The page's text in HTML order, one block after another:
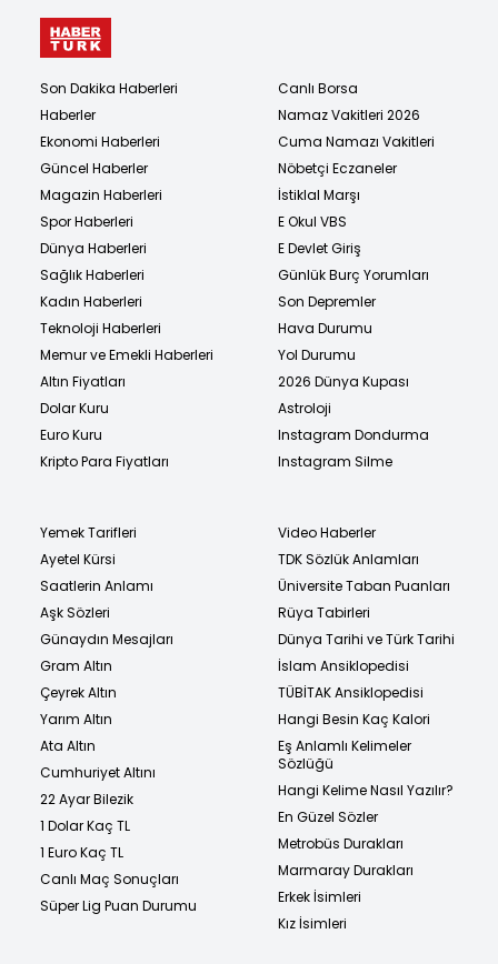
Son Dakika Haberleri
Haberler
Ekonomi Haberleri
Güncel Haberler
Magazin Haberleri
Spor Haberleri
Dünya Haberleri
Sağlık Haberleri
Kadın Haberleri
Teknoloji Haberleri
Memur ve Emekli Haberleri
Altın Fiyatları
Dolar Kuru
Euro Kuru
Kripto Para Fiyatları
Canlı Borsa
Namaz Vakitleri 2026
Cuma Namazı Vakitleri
Nöbetçi Eczaneler
İstiklal Marşı
E Okul VBS
E Devlet Giriş
Günlük Burç Yorumları
Son Depremler
Hava Durumu
Yol Durumu
2026 Dünya Kupası
Astroloji
Instagram Dondurma
Instagram Silme
Yemek Tarifleri
Ayetel Kürsi
Saatlerin Anlamı
Aşk Sözleri
Günaydın Mesajları
Gram Altın
Çeyrek Altın
Yarım Altın
Ata Altın
Cumhuriyet Altını
22 Ayar Bilezik
1 Dolar Kaç TL
1 Euro Kaç TL
Canlı Maç Sonuçları
Süper Lig Puan Durumu
Video Haberler
TDK Sözlük Anlamları
Üniversite Taban Puanları
Rüya Tabirleri
Dünya Tarihi ve Türk Tarihi
İslam Ansiklopedisi
TÜBİTAK Ansiklopedisi
Hangi Besin Kaç Kalori
Eş Anlamlı Kelimeler
Sözlüğü
Hangi Kelime Nasıl Yazılır?
En Güzel Sözler
Metrobüs Durakları
Marmaray Durakları
Erkek İsimleri
Kız İsimleri